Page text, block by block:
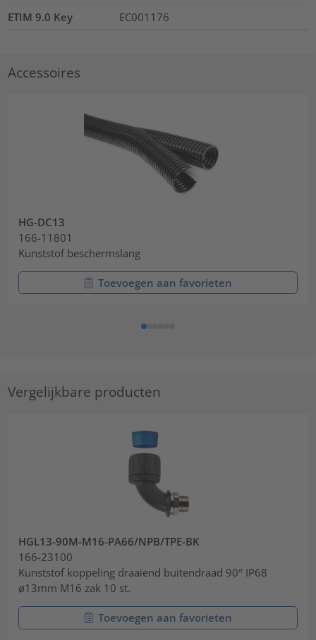
ETIM 9.0 Key
EC001176
Accessoires
HG-DC13
166-11801
Kunststof beschermslang
Toevoegen aan favorieten
Vergelijkbare producten
HGL13-90M-M16-PA66/NPB/TPE-BK
166-23100
Kunststof koppeling draaiend buitendraad 90° IP68
ø13mm M16 zak 10 st.
Toevoegen aan favorieten